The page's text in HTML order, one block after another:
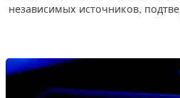
независимых источников,
детали будущих серверных
уязвимости SRSO, ещё до
рамках мероприятия «Advancing
22–23 июля.